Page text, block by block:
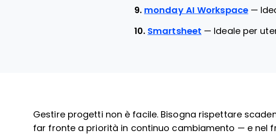
9. monday AI Workspace —
10. Smartsheet — Ideale per
Gestire progetti non è facile. Bisogna rispettare
far fronte a priorità in continuo cambiamento — e nel